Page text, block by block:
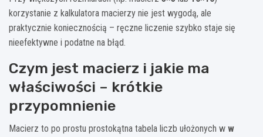
korzystanie z kalkulatora macierzy nie jest wygodą, ale
praktycznie koniecznością – ręczne liczenie szybko staje się
nieefektywne i podatne na błąd.
Czym jest macierz i jakie ma
właściwości – krótkie
przypomnienie
Macierz to po prostu prostokątna tabela liczb ułożonych w w